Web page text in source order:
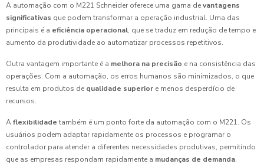
A automação com o M221 Schneider oferece uma gama devantagens
significativas que podem transformar a operação industrial. Uma das
principais é a eficiência operacional, que se traduz em redução de tempo e
aumento da produtividade ao automatizar processos repetitivos.
Outra vantagem importante é a melhora na precisão e na consistência das
operações. Com a automação, os erros humanos são minimizados, o que
resulta em produtos de qualidade superior e menos desperdício de
recursos.
Aflexibilidade também é um ponto forte da automação com o M221. Os
usuários podem adaptar rapidamente os processos e programar o
controlador para atender a diferentes necessidades produtivas, permitindo
que as empresas respondam rapidamente a mudanças de demanda.